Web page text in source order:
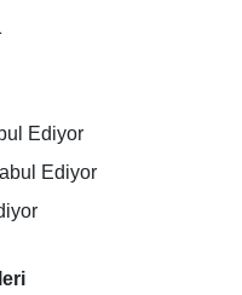
Ediyor
Ediyor